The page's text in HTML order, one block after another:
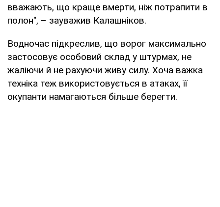
вважають, що краще вмерти, ніж потрапити в
полон", – зауважив Калашніков.
Водночас підкреслив, що ворог максимально
застосовує особовий склад у штурмах, не
жаліючи й не рахуючи живу силу. Хоча важка
техніка теж використовується в атаках, її
окупанти намагаються більше берегти.